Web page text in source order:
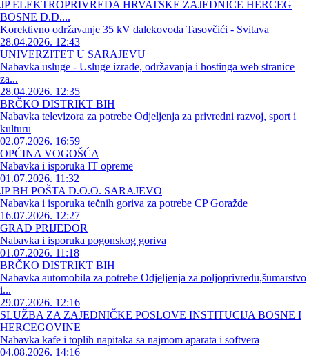
JP ELEKTROPRIVREDA HRVATSKE ZAJEDNICE HERCEG
BOSNE D.D....
Korektivno održavanje 35 kV dalekovoda Tasovčići - Svitava
28.04.2026. 12:43
UNIVERZITET U SARAJEVU
Nabavka usluge - Usluge izrade, održavanja i hostinga web stranice
za...
28.04.2026. 12:35
BRČKO DISTRIKT BIH
Nabavka televizora za potrebe Odjeljenja za privredni razvoj, sport i
kulturu
02.07.2026. 16:59
OPĆINA VOGOŠĆA
Nabavka i isporuka IT opreme
01.07.2026. 11:32
JP BH POŠTA D.O.O. SARAJEVO
Nabavka i isporuka tečnih goriva za potrebe CP Goražde
16.07.2026. 12:27
GRAD PRIJEDOR
Nabavka i isporuka pogonskog goriva
01.07.2026. 11:18
BRČKO DISTRIKT BIH
Nabavka automobila za potrebe Odjeljenja za poljoprivredu,šumarstvo
i...
29.07.2026. 12:16
SLUŽBA ZA ZAJEDNIČKE POSLOVE INSTITUCIJA BOSNE I
HERCEGOVINE
Nabavka kafe i toplih napitaka sa najmom aparata i softvera
04.08.2026. 14:16